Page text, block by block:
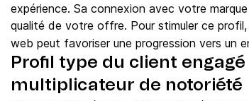
expérience. Sa connexion avec votre
qualité de votre offre. Pour stimuler ce profil,
web peut favoriser une progression vers un
Profil type du client
multiplicateur de notoriété